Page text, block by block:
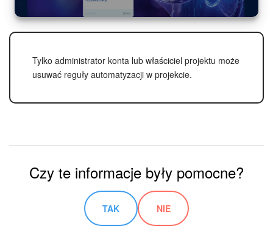
Rezerwacja online
ZAŁÓŻ KONTO
LOGOWANIE
Tylko administrator konta lub właściciel projektu może
usuwać reguły automatyzacji w projekcie.
Czy te informacje były pomocne?
TAK NIE